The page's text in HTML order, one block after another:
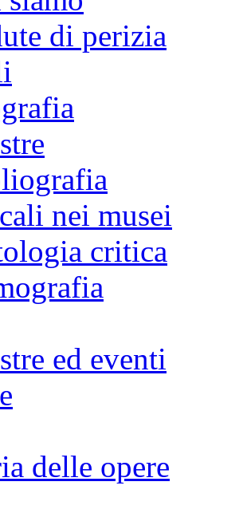
di perizia
nei musei
critica
ed eventi
delle opere